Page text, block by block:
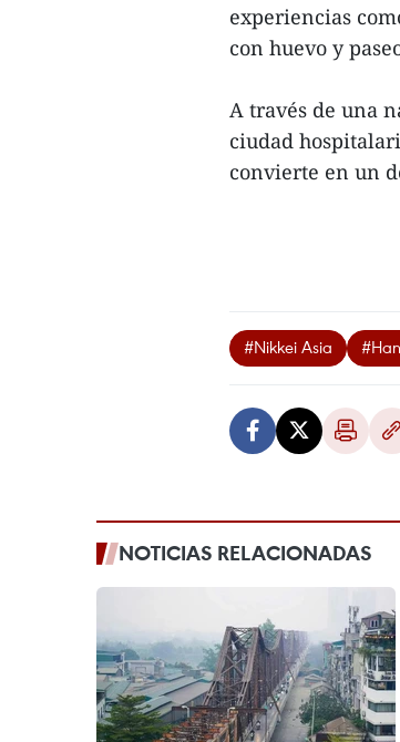
experiencias
con huevo y
A través de una
ciudad
convierte en un
#Nikkei Asia
NOTICIAS RELACIONADAS